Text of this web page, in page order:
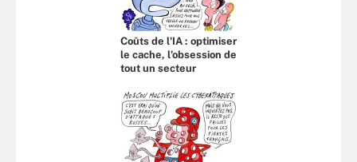
Coûts de l'IA : optimiser
le cache, l’obsession de
tout un secteur